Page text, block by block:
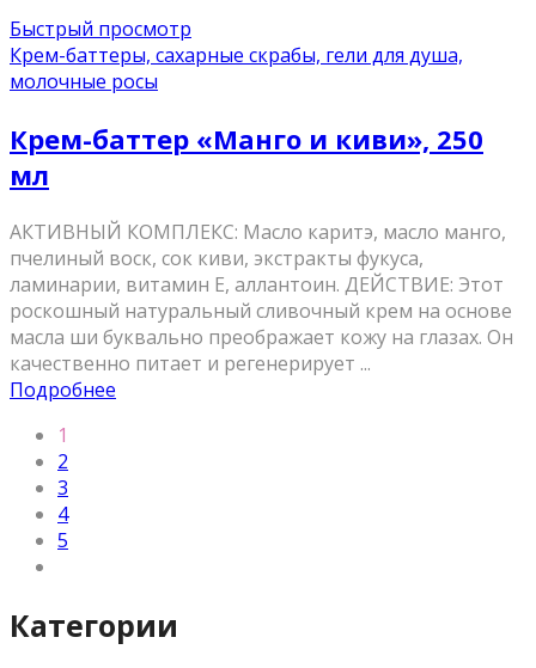
Быстрый просмотр
Крем-баттеры, сахарные скрабы, гели для душа,
молочные росы
Крем-баттер «Манго и киви», 250
мл
АКТИВНЫЙ КОМПЛЕКС: Масло каритэ, масло манго,
пчелиный воск, cок киви, экстракты фукуса,
ламинарии, витамин Е, аллантоин. ДЕЙСТВИЕ: Этот
роскошный натуральный сливочный крем на основе
масла ши буквально преображает кожу на глазах. Он
качественно питает и регенерирует ...
Подробнее
1
2
3
4
5
Категории